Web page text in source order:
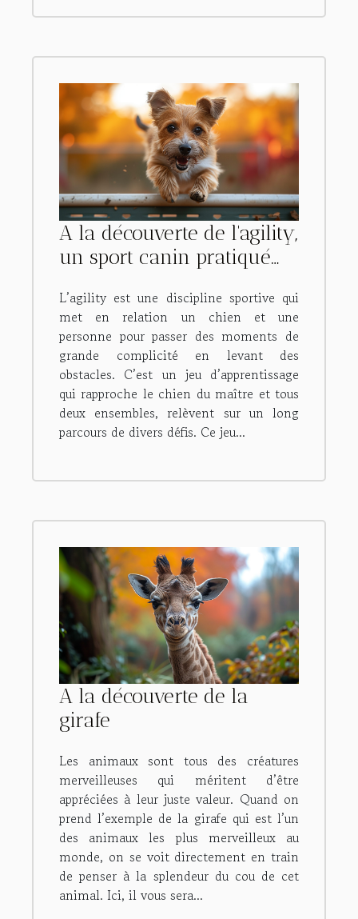
A la découverte de l'agility,
un sport canin pratiqué
L’agility est une discipline sportive qui
met en relation un chien et une
personne pour passer des moments de
grande complicité en levant des
obstacles. C’est un jeu d’apprentissage
qui rapproche le chien du maître et tous
deux ensembles, relèvent sur un long
parcours de divers défis. Ce jeu...
A la découverte de la
girafe
Les animaux sont tous des créatures
merveilleuses qui méritent d’être
appréciées à leur juste valeur. Quand on
prend l’exemple de la girafe qui est l’un
des animaux les plus merveilleux au
monde, on se voit directement en train
de penser à la splendeur du cou de cet
animal. Ici, il vous sera...